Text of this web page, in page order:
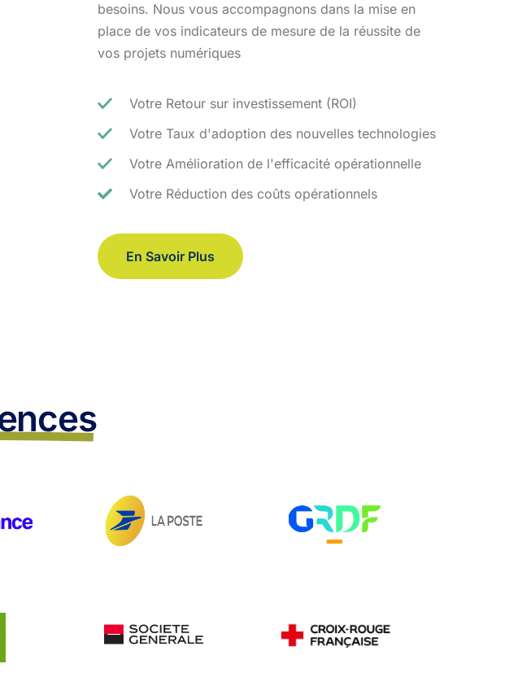
besoins. Nous vous accompagnons dans la mise en
place de vos indicateurs de mesure de la réussite de
vos projets numériques
Votre Retour sur investissement (ROI)
Votre Taux d'adoption des nouvelles technologies
Votre Amélioration de l'efficacité opérationnelle
Votre Réduction des coûts opérationnels
En Savoir Plus